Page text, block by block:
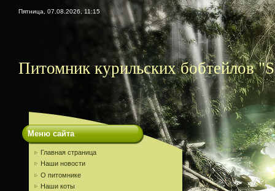
Пятница, 07.08.2026, 11:15
Питомник курильских бобтейлов
Меню сайта
Главная страница
Наши новости
О питомнике
Наши коты